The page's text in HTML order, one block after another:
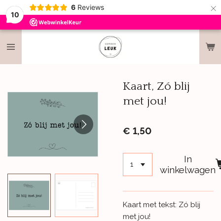
10
6 Reviews ×
Kaart, Zó blij
met jou!
€ 1,50
In
winkelwagen
Kaart met tekst: Zó blij
met jou!